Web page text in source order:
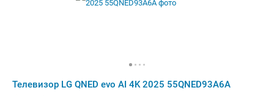
Телевизор LG QNED evo AI 4K 2025 55QNED93A6A